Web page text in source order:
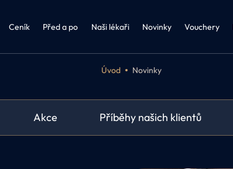
Recherche
CeníkKosmetika Biologique Recherche
Před a po Naši lékaři Novinky Vouchery
Úvod Novinky
Akce Příběhy našich klientů